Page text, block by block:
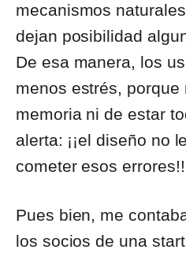
mecanismos
dejan posibilidad
De esa manera, los
menos estrés,
memoria ni de estar
alerta: ¡¡el diseño no
cometer esos errores!!
Pues bien, me
los socios de una